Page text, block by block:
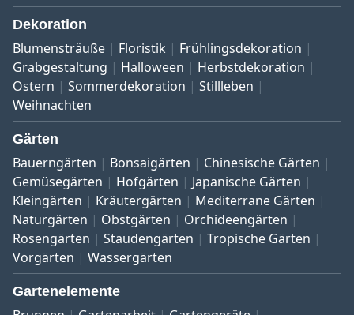
Dekoration
Blumensträuße Floristik
Frühlingsdekoration
Grabgestaltung
Halloween
Herbstdekoration
Ostern
Sommerdekoration
Stillleben
Weihnachten
Gärten
Bauerngärten Bonsaigärten
Chinesische Gärten
Gemüsegärten
Hofgärten
Japanische Gärten
Kleingärten
Kräutergärten
Mediterrane Gärten
Naturgärten
Obstgärten
Orchideengärten
Rosengärten
Staudengärten
Tropische Gärten
Vorgärten
Wassergärten
Gartenelemente